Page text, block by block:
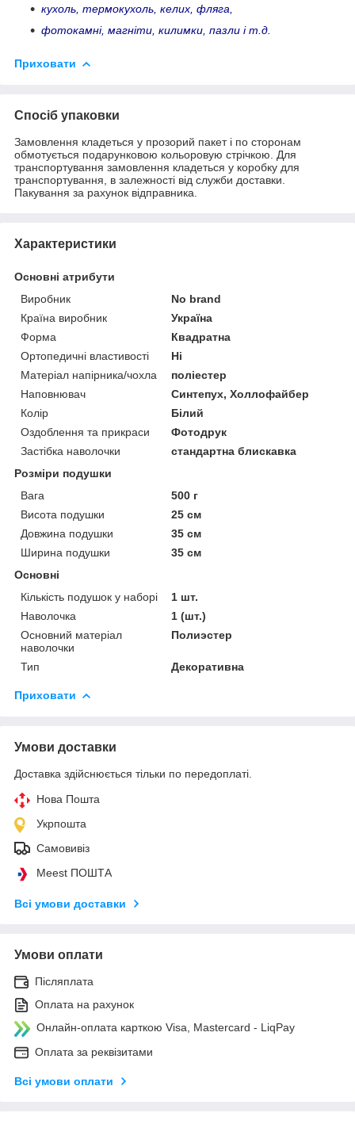
кухоль, термокухоль, келих, фляга,
фотокамні, магніти, килимки, пазли і т.д.
Приховати
Спосіб упаковки
Замовлення кладеться у прозорий пакет і по сторонам
обмотується подарунковою кольоровую стрічкою. Для
транспортування замовлення кладеться у коробку для
транспортування, в залежності від служби доставки.
Пакування за рахунок відправника.
Характеристики
Основні атрибути
Виробник
No brand
Країна виробник
Україна
Форма
Квадратна
Ортопедичні властивості
Ні
Матеріал напірника/чохла
поліестер
Наповнювач
Синтепух, Холлофайбер
Колір
Білий
Оздоблення та прикраси
Фотодрук
Застібка наволочки
стандартна блискавка
Розміри подушки
Вага
500 г
Висота подушки
25 см
Довжина подушки
35 см
Ширина подушки
35 см
Основні
Кількість подушок у наборі
1 шт.
Наволочка
1 (шт.)
Основний матеріал
наволочки
Полиэстер
Тип Декоративна
Приховати
Умови доставки
Доставка здійснюється тільки по передоплаті.
Нова Пошта
Укрпошта
Самовивіз
Meest ПОШТА
Всі умови доставки
Умови оплати
Післяплата
Оплата на рахунок
Онлайн-оплата карткою Visa, Mastercard - LiqPay
Оплата за реквізитами
Всі умови оплати